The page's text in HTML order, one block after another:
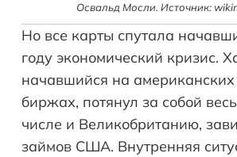
Освальд Мосли. Источник:
Но все карты спутала
году экономический кризис.
начавшийся на
биржах, потянул за собой
числе и Великобританию,
займов США. Внутренняя